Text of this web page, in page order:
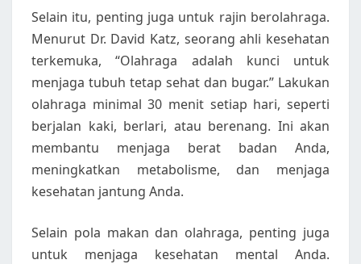
Selain itu, penting juga untuk rajin berolahraga.
Menurut Dr. David Katz, seorang ahli kesehatan
terkemuka, “Olahraga adalah kunci untuk
menjaga tubuh tetap sehat dan bugar.” Lakukan
olahraga minimal 30 menit setiap hari, seperti
berjalan kaki, berlari, atau berenang. Ini akan
membantu menjaga berat badan Anda,
meningkatkan metabolisme, dan menjaga
kesehatan jantung Anda.
Selain pola makan dan olahraga, penting juga
untuk menjaga kesehatan mental Anda.